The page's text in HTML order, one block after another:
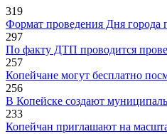
319
Формат проведения Дня города
297
По факту ДТП проводится
257
Копейчане могут бесплатно
256
В Копейске создают
233
Копейчан приглашают на